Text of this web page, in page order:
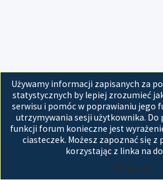
Używamy informacji zapisanych za
statystycznych by lepiej zrozumieć
serwisu i pomóc w poprawianiu jego
utrzymywania sesji użytkownika. Do
funkcji forum konieczne jest
ciasteczek. Możesz zapoznać się
korzystając z linka na
Akceptuję